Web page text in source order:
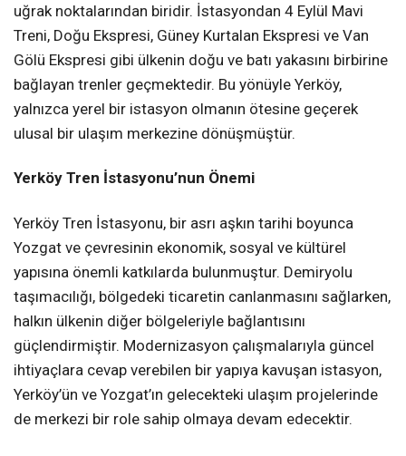
uğrak noktalarından biridir. İstasyondan 4 Eylül Mavi
Treni, Doğu Ekspresi, Güney Kurtalan Ekspresi ve Van
Gölü Ekspresi gibi ülkenin doğu ve batı yakasını birbirine
bağlayan trenler geçmektedir. Bu yönüyle Yerköy,
yalnızca yerel bir istasyon olmanın ötesine geçerek
ulusal bir ulaşım merkezine dönüşmüştür.
Yerköy Tren İstasyonu’nun Önemi
Yerköy Tren İstasyonu, bir asrı aşkın tarihi boyunca
Yozgat ve çevresinin ekonomik, sosyal ve kültürel
yapısına önemli katkılarda bulunmuştur. Demiryolu
taşımacılığı, bölgedeki ticaretin canlanmasını sağlarken,
halkın ülkenin diğer bölgeleriyle bağlantısını
güçlendirmiştir. Modernizasyon çalışmalarıyla güncel
ihtiyaçlara cevap verebilen bir yapıya kavuşan istasyon,
Yerköy’ün ve Yozgat’ın gelecekteki ulaşım projelerinde
de merkezi bir role sahip olmaya devam edecektir.